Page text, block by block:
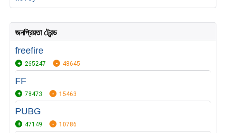
জনপ্রিয়তা ট্রেন্ড
freefire
265247 48645
FF
78473 15463
PUBG
47149 10786